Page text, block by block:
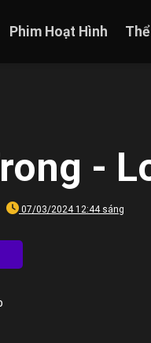
Phim Hoạt Hình
-
07/03/2024 12:44 sáng